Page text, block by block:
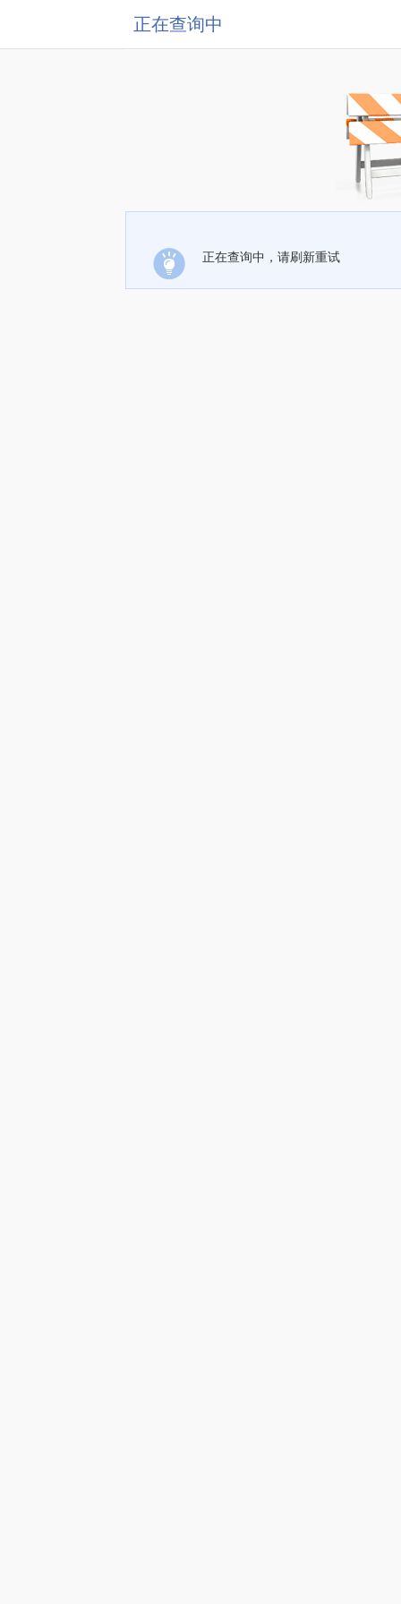
正在查询中
正在查询中，请刷新重试